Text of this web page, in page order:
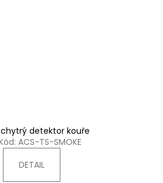
chytrý detektor kouře
ACS-TS-SMOKE
DETAIL